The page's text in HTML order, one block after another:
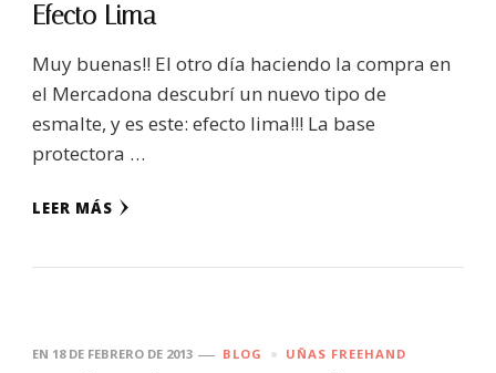
Efecto Lima
Muy buenas!! El otro día haciendo la compra en
el Mercadona descubrí un nuevo tipo de
esmalte, y es este: efecto lima!!! La base
protectora …
LEER MÁS
EN 18 DE FEBRERO DE 2013 BLOG UÑAS FREEHAND